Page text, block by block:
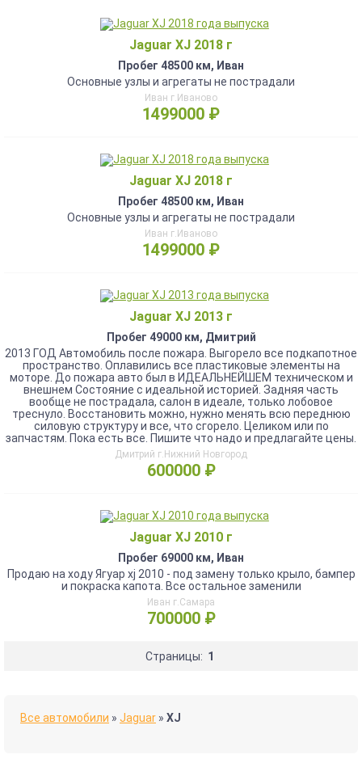
Jaguar XJ 2018 г
Пробег 48500 км, Иван
Основные узлы и агрегаты не пострадали
Иван г.Иваново
1499000 ₽
Jaguar XJ 2018 г
Пробег 48500 км, Иван
Основные узлы и агрегаты не пострадали
Иван г.Иваново
1499000 ₽
Jaguar XJ 2013 г
Пробег 49000 км, Дмитрий
2013 ГОД Автомобиль после пожара. Выгорело все подкапотное
пространство. Оплавились все пластиковые элементы на
моторе. До пожара авто был в ИДЕАЛЬНЕЙШЕМ техническом и
внешнем Состояние с идеальной историей. Задняя часть
вообще не пострадала, салон в идеале, только лобовое
треснуло. Восстановить можно, нужно менять всю переднюю
силовую структуру и все, что сгорело. Целиком или по
запчастям. Пока есть все. Пишите что надо и предлагайте цены.
Дмитрий г.Нижний Новгород
600000 ₽
Jaguar XJ 2010 г
Пробег 69000 км, Иван
Продаю на ходу Ягуар xj 2010 - под замену только крыло, бампер
и покраска капота. Все остальное заменили
Иван г.Самара
700000 ₽
Страницы: 1
Все автомобили » Jaguar » XJ